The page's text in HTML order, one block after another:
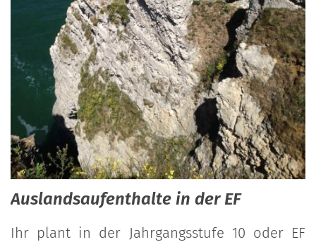
Auslandsaufenthalte in der EF
Ihr plant in der Jahrgangsstufe 10 oder EF